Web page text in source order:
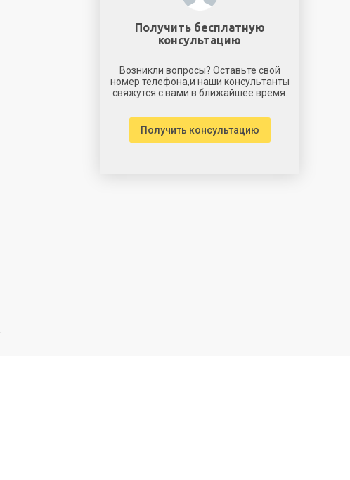
Получить бесплатную
консультацию
Возникли вопросы? Оставьте свой
номер телефона,и наши консультанты
свяжутся с вами в ближайшее время.
Получить консультацию